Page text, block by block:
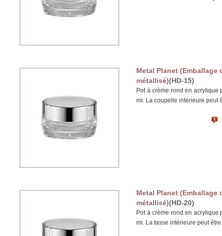
Metal Planet
métallisé)(HD-15)
Pot à crème rond en
ml. La coupelle intérieure peut
Metal Planet
métallisé)(HD-20)
Pot à crème rond en
ml. La tasse intérieure peut